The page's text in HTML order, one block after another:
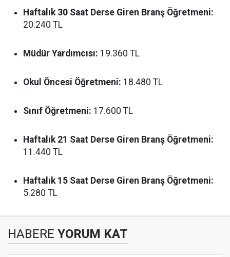
Haftalık 30 Saat Derse Giren Branş Öğretmeni:
20.240 TL
Müdür Yardımcısı: 19.360 TL
Okul Öncesi Öğretmeni: 18.480 TL
Sınıf Öğretmeni: 17.600 TL
Haftalık 21 Saat Derse Giren Branş Öğretmeni:
11.440 TL
Haftalık 15 Saat Derse Giren Branş Öğretmeni:
5.280 TL
HABERE YORUM KAT